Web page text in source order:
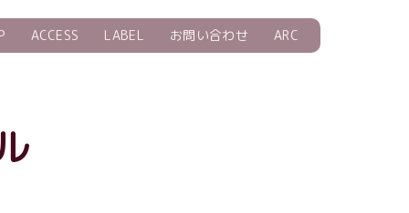
ACCESS LABEL お問い合わせ ARC